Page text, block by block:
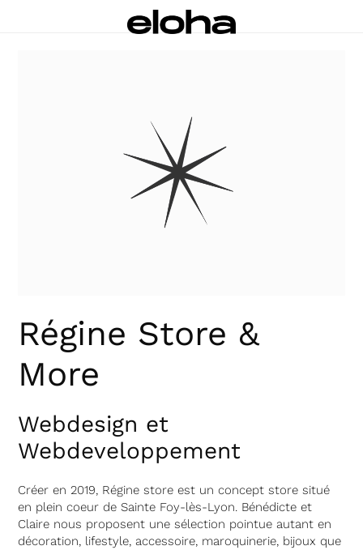
Régine Store &
More
Webdesign et
Webdeveloppement
Créer en 2019, Régine store est un concept store situé
en plein coeur de Sainte Foy-lès-Lyon. Bénédicte et
Claire nous proposent une sélection pointue autant en
décoration, lifestyle, accessoire, maroquinerie, bijoux que